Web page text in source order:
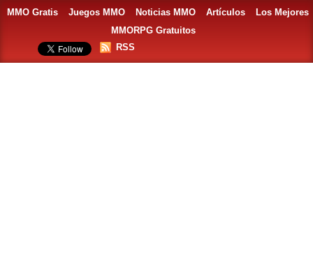
MMO Gratis Juegos MMO Noticias MMO Artículos
Los Mejores
MMORPG Gratuitos
RSS